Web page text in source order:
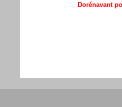
Dorénavant